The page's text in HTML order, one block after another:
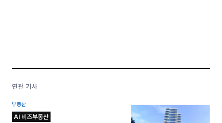
연관 기사
부동산
AI 비즈부동산